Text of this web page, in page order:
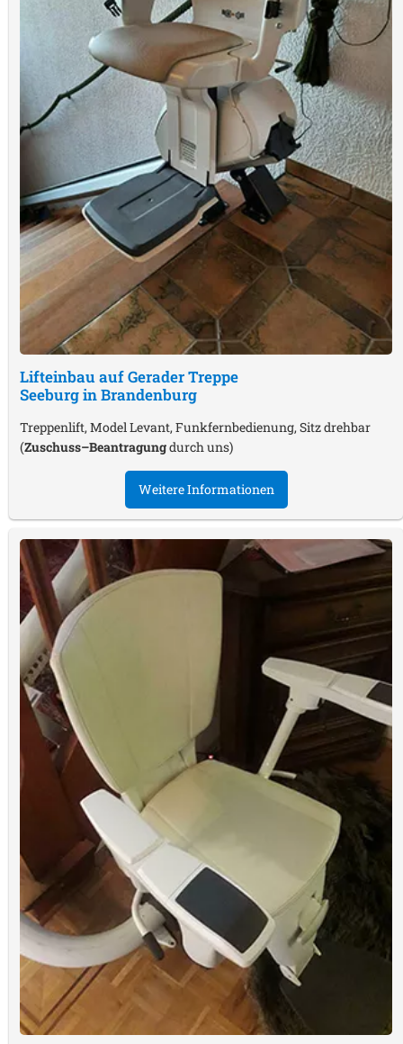
Lifteinbau auf Gerader Treppe
Seeburg in Brandenburg
Treppenlift, Model Levant, Funkfernbedienung, Sitz drehbar
(Zuschuss–Beantragungdurch uns)
Weitere Informationen